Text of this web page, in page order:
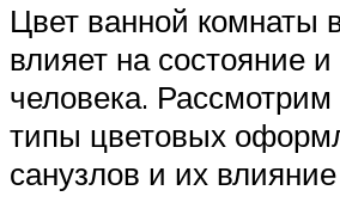
Цвет ванной комнаты
влияет на состояние
человека.
типы цветовых
санузлов и их